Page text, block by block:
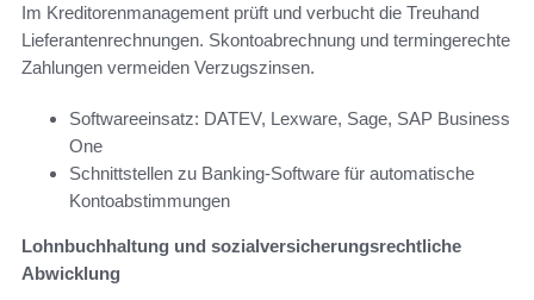
Im Kreditorenmanagement prüft und verbucht die Treuhand
Lieferantenrechnungen. Skontoabrechnung und termingerechte
Zahlungen vermeiden Verzugszinsen.
Softwareeinsatz: DATEV, Lexware, Sage, SAP Business
One
Schnittstellen zu Banking-Software für automatische
Kontoabstimmungen
Lohnbuchhaltung und sozialversicherungsrechtliche
Abwicklung